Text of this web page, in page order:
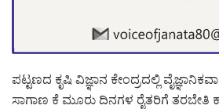
ಪಟ್ಟಣದ ಕೃಷಿ ವಿಜ್ಞಾನ ಕೇಂದ್ರದಲ್ಲಿ
ಸಾಗಾಣ ಕೆ ಮೂರು ದಿನಗಳ ರೈತರಿಗೆ ತರಬೇತಿ